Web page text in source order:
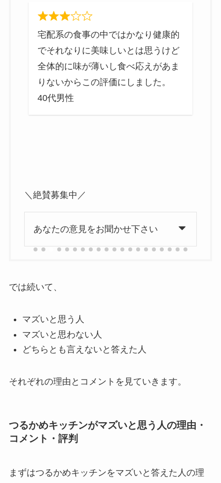
宅配系の食事の中ではかなり健康的
でそれなりに美味しいとは思うけど
全体的に味が薄いし食べ応えがあま
りないからこの評価にしました。
40代男性
＼絶賛募集中／
あなたの意見をお聞かせ下さい
では続いて、
マズいと思う人
マズいと思わない人
どちらとも言えないと答えた人
それぞれの理由とコメントを見ていきます。
つるかめキッチンがマズいと思う人の理由・
コメント・評判
まずはつるかめキッチンをマズいと答えた人の理